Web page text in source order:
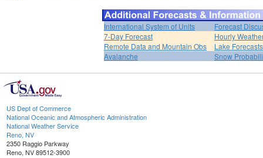
International System of Units
Forecast
7-Day Forecast
Hourly
Remote Data and Mountain Obs
Lake Forecasts
Avalanche
Snow
US Dept of Commerce
National Oceanic and Atmospheric Administration
National Weather Service
Reno, NV
2350 Raggio Parkway
Reno, NV 89512-3900